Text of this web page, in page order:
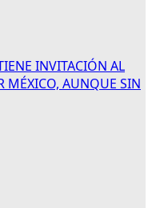
INVITACIÓN AL
MÉXICO, AUNQUE SIN